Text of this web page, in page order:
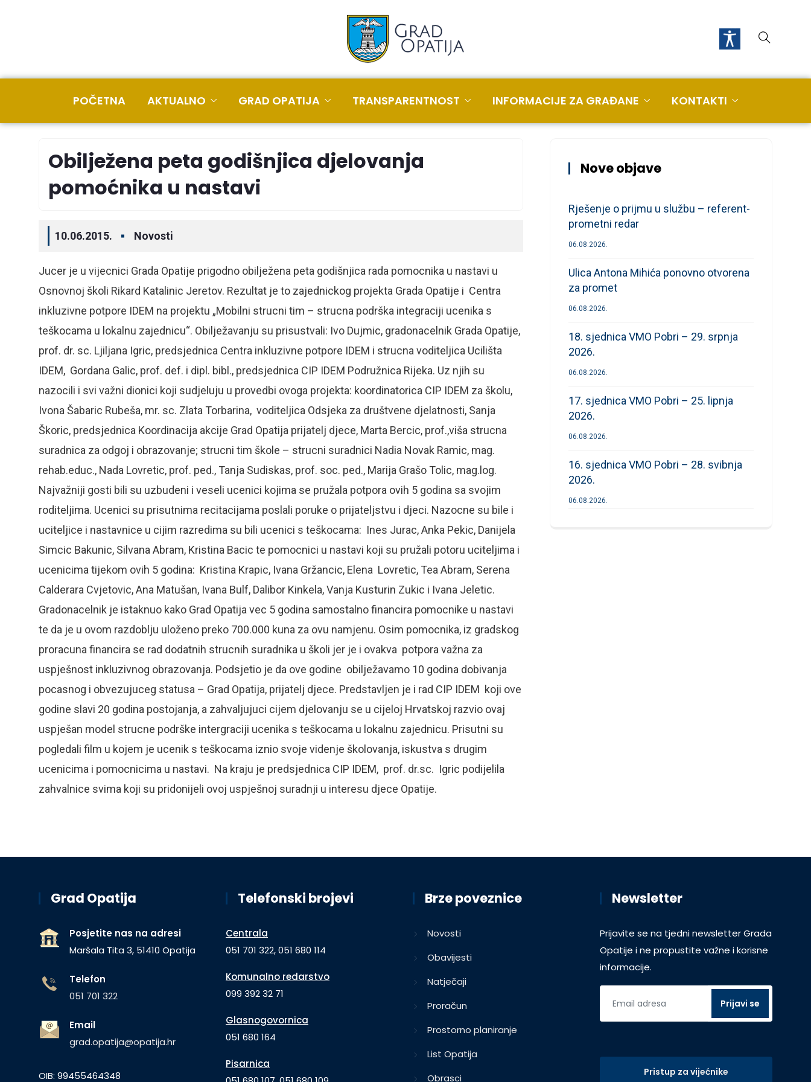
POČETNA AKTUALNO GRAD OPATIJA TRANSPARENTNOST INFORMACIJE ZA GRAĐANE KONTAKTI
Obilježena peta godišnjica djelovanja
pomoćnika u nastavi
10.06.2015. Novosti
Jucer je u vijecnici Grada Opatije prigodno obilježena peta godišnjica rada pomocnika u nastavi u
Osnovnoj školi Rikard Katalinic Jeretov. Rezultat je to zajednickog projekta Grada Opatije i Centra
inkluzivne potpore IDEM na projektu „Mobilni strucni tim – strucna podrška integraciji ucenika s
teškocama u lokalnu zajednicu“. Obilježavanju su prisustvali: Ivo Dujmic, gradonacelnik Grada Opatije,
prof. dr. sc. Ljiljana Igric, predsjednica Centra inkluzivne potpore IDEM i strucna voditeljica Ucilišta
IDEM, Gordana Galic, prof. def. i dipl. bibl., predsjednica CIP IDEM Podružnica Rijeka. Uz njih su
nazocili i svi važni dionici koji sudjeluju u provedbi ovoga projekta: koordinatorica CIP IDEM za školu,
Ivona Šabaric Rubeša, mr. sc. Zlata Torbarina, voditeljica Odsjeka za društvene djelatnosti, Sanja
Škoric, predsjednica Koordinacija akcije Grad Opatija prijatelj djece, Marta Bercic, prof.,viša strucna
suradnica za odgoj i obrazovanje; strucni tim škole – strucni suradnici Nadia Novak Ramic, mag.
rehab.educ., Nada Lovretic, prof. ped., Tanja Sudiskas, prof. soc. ped., Marija Grašo Tolic, mag.log.
Najvažniji gosti bili su uzbudeni i veseli ucenici kojima se pružala potpora ovih 5 godina sa svojim
roditeljima. Ucenici su prisutnima recitacijama poslali poruke o prijateljstvu i djeci. Nazocne su bile i
uciteljice i nastavnice u cijim razredima su bili ucenici s teškocama: Ines Jurac, Anka Pekic, Danijela
Simcic Bakunic, Silvana Abram, Kristina Bacic te pomocnici u nastavi koji su pružali potoru uciteljima i
ucenicima tijekom ovih 5 godina: Kristina Krapic, Ivana Gržancic, Elena Lovretic, Tea Abram, Serena
Calderara Cvjetovic, Ana Matušan, Ivana Bulf, Dalibor Kinkela, Vanja Kusturin Zukic i Ivana Jeletic.
Gradonacelnik je istaknuo kako Grad Opatija vec 5 godina samostalno financira pomocnike u nastavi
te da je u ovom razdoblju uloženo preko 700.000 kuna za ovu namjenu. Osim pomocnika, iz gradskog
proracuna financira se rad dodatnih strucnih suradnika u školi jer je i ovakva potpora važna za
uspješnost inkluzivnog obrazovanja. Podsjetio je da ove godine obilježavamo 10 godina dobivanja
pocasnog i obvezujuceg statusa – Grad Opatija, prijatelj djece. Predstavljen je i rad CIP IDEM koji ove
godine slavi 20 godina postojanja, a zahvaljujuci cijem djelovanju se u cijeloj Hrvatskoj razvio ovaj
uspješan model strucne podrške intergraciji ucenika s teškocama u lokalnu zajednicu. Prisutni su
pogledali film u kojem je ucenik s teškocama iznio svoje videnje školovanja, iskustva s drugim
ucenicima i pomocnicima u nastavi. Na kraju je predsjednica CIP IDEM, prof. dr.sc. Igric podijelila
zahvalnice svima koji su pridonijeli ovoj uspješnoj suradnji u interesu djece Opatije.
Nove objave
Rješenje o prijmu u službu – referent-
prometni redar
06.08.2026.
Ulica Antona Mihića ponovno otvorena
za promet
06.08.2026.
18. sjednica VMO Pobri – 29. srpnja
2026.
06.08.2026.
17. sjednica VMO Pobri – 25. lipnja
2026.
06.08.2026.
16. sjednica VMO Pobri – 28. svibnja
2026.
06.08.2026.
Grad Opatija
Posjetite nas na adresi
Maršala Tita 3, 51410 Opatija
Telefon
051 701 322
Email
grad.opatija@opatija.hr
OIB: 99455464348
Telefonski brojevi
Centrala
051 701 322, 051 680 114
Komunalno redarstvo
099 392 32 71
Glasnogovornica
051 680 164
Pisarnica
Brze poveznice
Novosti
Obavijesti
Natječaji
Proračun
Prostorno planiranje
List Opatija
Obrasci
Newsletter
Prijavite se na tjedni newsletter Grada
Opatije i ne propustite važne i korisne
informacije.
Pristup za vijećnike